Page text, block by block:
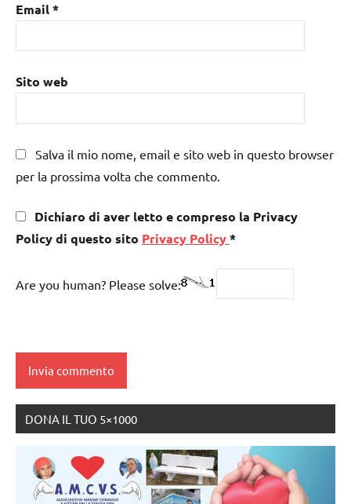
Email*
Sito web
Salva il mio nome, email e sito web in questo browser
per la prossima volta che commento.
Dichiaro di aver letto e compreso la Privacy
Policy di questo sito Privacy Policy*
Are you human? Please solve:
DONA IL TUO 5×1000